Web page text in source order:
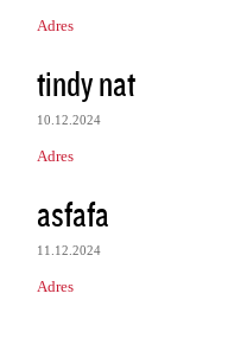
Adres
tindy nat
10.12.2024
Adres
asfafa
11.12.2024
Adres